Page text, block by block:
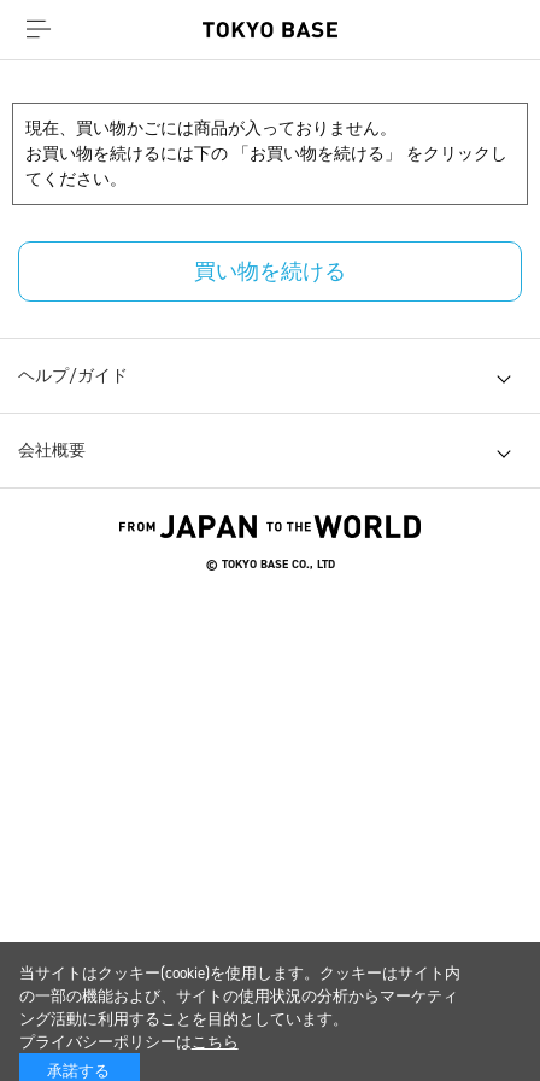
現在、買い物かごには商品が入っておりません。
お買い物を続けるには下の 「お買い物を続ける」 をクリックし
てください。
買い物を続ける
ヘルプ/ガイド
会社概要
© TOKYO BASE CO., LTD
当サイトはクッキー(cookie)を使用します。クッキーはサイト内
の一部の機能および、サイトの使用状況の分析からマーケティ
ング活動に利用することを目的としています。
プライバシーポリシーはこちら
承諾する